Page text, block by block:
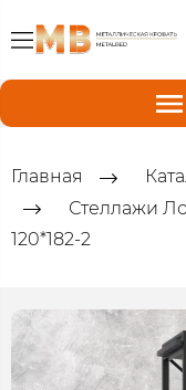
Главная
Стеллажи
120*182-2